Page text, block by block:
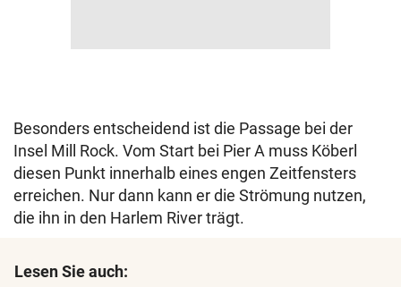
Besonders entscheidend ist die Passage bei der
Insel Mill Rock. Vom Start bei Pier A muss Köberl
diesen Punkt innerhalb eines engen Zeitfensters
erreichen. Nur dann kann er die Strömung nutzen,
die ihn in den Harlem River trägt.
Lesen Sie auch: